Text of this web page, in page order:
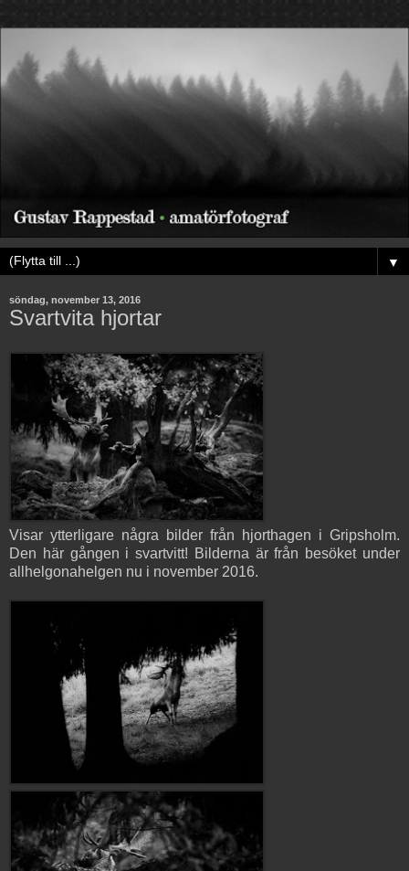
▼
söndag, november 13, 2016
Svartvita hjortar
Visar ytterligare några bilder från hjorthagen i Gripsholm.
Den här gången i svartvitt! Bilderna är från besöket under
allhelgonahelgen nu i november 2016.